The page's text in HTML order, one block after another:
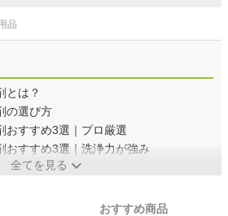
品
とは？
の選び方
おすすめ3選｜プロ厳選
おすすめ3選｜洗浄力が強み
全てを見る
おすすめ商品